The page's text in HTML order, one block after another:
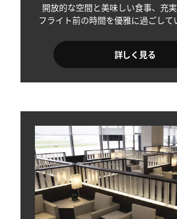
開放的な空間と美味しい食事、充
フライト前の時間を優雅に過ごして
詳しく見る